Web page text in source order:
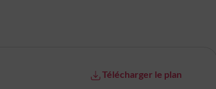
Télécharger le plan